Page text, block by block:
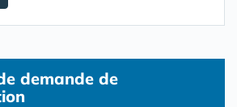
demande de